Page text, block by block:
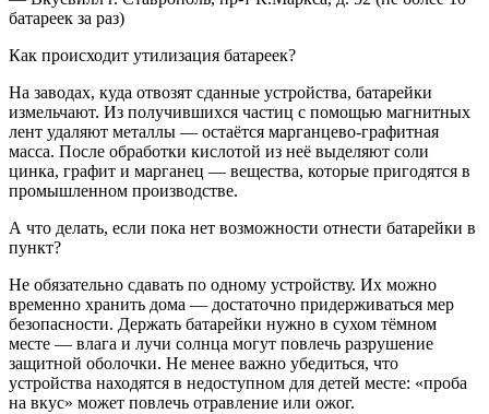
батареек за раз)
Как происходит утилизация батареек?
На заводах, куда отвозят сданные устройства, батарейки
измельчают. Из получившихся частиц с помощью магнитных
лент удаляют металлы — остаётся марганцево-графитная
масса. После обработки кислотой из неё выделяют соли
цинка, графит и марганец — вещества, которые пригодятся в
промышленном производстве.
А что делать, если пока нет возможности отнести батарейки в
пункт?
Не обязательно сдавать по одному устройству. Их можно
временно хранить дома — достаточно придерживаться мер
безопасности. Держать батарейки нужно в сухом тёмном
месте — влага и лучи солнца могут повлечь разрушение
защитной оболочки. Не менее важно убедиться, что
устройства находятся в недоступном для детей месте: «проба
на вкус» может повлечь отравление или ожог.